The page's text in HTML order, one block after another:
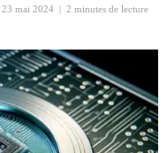
23 mai 2024 2 minutes de lecture